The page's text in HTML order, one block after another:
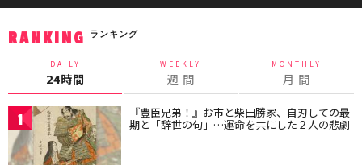
RANKING ランキング
DAILY
24時間
WEEKLY
週 間
MONTHLY
月 間
1 『豊臣兄弟！』お市と柴田勝家、自刃しての最
期と「辞世の句」…運命を共にした２人の悲劇